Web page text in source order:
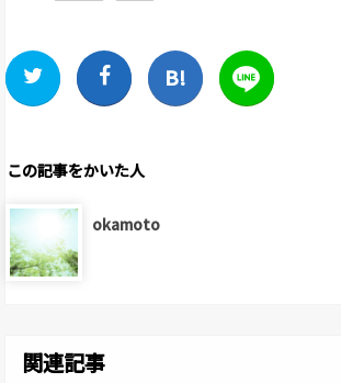
この記事をかいた人
okamoto
関連記事